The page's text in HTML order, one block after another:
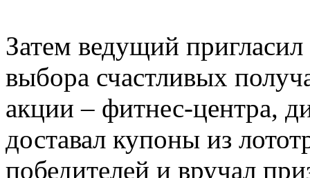
Затем ведущий
выбора счастливых
акции – фитнес-центра,
доставал купоны из
победителей и вручал